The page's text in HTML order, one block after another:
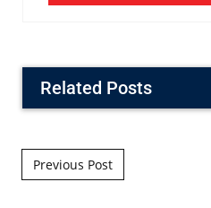
Related Posts
Post navigation
Previous Post